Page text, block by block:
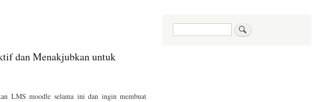
dan Menakjubkan untuk
LMS moodle selama ini dan ingin membuat
Search